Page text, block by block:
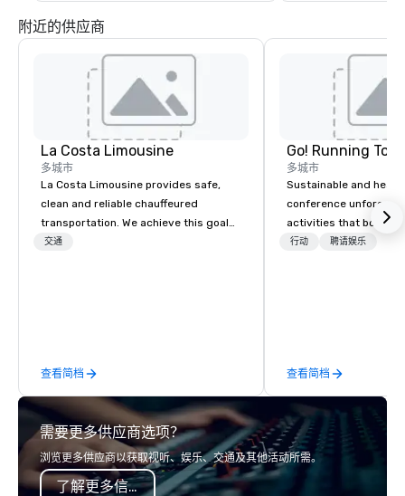
附近的供应商
La Costa Limousine
多城市
La Costa Limousine provides safe,
clean and reliable chauffeured
transportation. We achieve this goal
with highly trained chauffeurs, the
late model luxury vehicles to the
highly experienced and professional
team of chauffeurs and support staff;
you will know quality when you travel
with La Costa Limousine.
交通
查看简档
Go! Running
多城市
Sustainable and
conference
activities that boost
lower carbon
行动 聘请娱乐
查看简档
需要更多供应商选项？
浏览更多供应商以获取视听、娱乐、交通及其他活动所需。
了解更多信息